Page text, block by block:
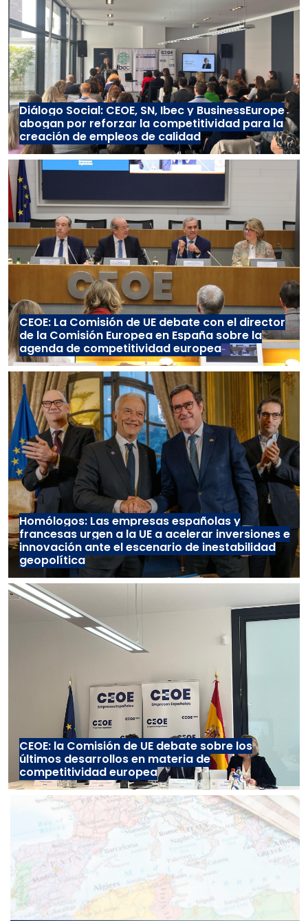
Diálogo Social: CEOE, SN, Ibec y BusinessEurope
abogan por reforzar la competitividad para la
creación de empleos de calidad
CEOE: La Comisión de UE debate con el director
de la Comisión Europea en España sobre la
agenda de competitividad europea
Homólogos: Las empresas españolas y
francesas urgen a la UE a acelerar inversiones e
innovación ante el escenario de inestabilidad
geopolítica
CEOE: la Comisión de UE debate sobre los
últimos desarrollos en materia de
competitividad europea